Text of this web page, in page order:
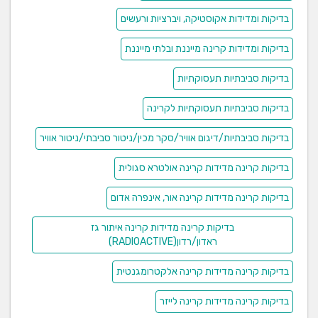
ראדון
מעבדה מוסמכת לבדיקת ראדון – מס' היתר: 1283
מעבדה מוסמכת ע"י המשרד להגנת הסביבה לבדיקת
גז ראדון ותכולת חומרים רדיואקטיביים.
בבעלותנו ציוד וטכנולוגיה מהייחודיים והמתקדמים
בעולם - מיטב הציוד המשוכלל
והמתקדם ביותר המאפשר בדיקה וקבלת תוצאות ללא
פשרות!
מטרת הבדיקההבדיקה נערכת כאשר בבדיקה קצרת הטווח
התגלו ממצאים גבוליים / חריגים וכאשר מעוניינים לבדוק
ריכוזי ראדון בתנאי מחייה רגילים, כשהחדר מאוורר ולא אטום.
מטרת הבדיקה היא לקבוע האם ישנן חריגות מטווח ריכוזי
הראדון המאושרים ע"י המשרד להגנת הסביבה אשר נקבע
כלא מסוכן, וכן – להחליט על הפעולות הנדרשות לסילוק
הראדון בהקדם
מגוון פתרונות לרעש
בדיקות ומדידות אקוסטיקה, ויברציות ורעשים
בדיקות ומדידות קרינה מייננת ובלתי מייננת
בדיקות סביבתיות תעסוקתיות
בדיקות סביבתיות תעסוקתיות לקרינה
בדיקות סביבתיות/דיגום אוויר/סקר מכין/ניטור סביבתי/ניטור אוויר
בדיקות קרינה מדידות קרינה אולטרא סגולית
בדיקות קרינה מדידות קרינה אור, אינפרה אדום
בדיקות קרינה מדידות קרינה איתור גז
ראדון/רדון(RADIOACTIVE)
בדיקות קרינה מדידות קרינה אלקטרומגנטית
בדיקות קרינה מדידות קרינה לייזר